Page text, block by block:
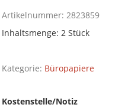
Artikelnummer: 2823859
Inhaltsmenge: 2 Stück
Kategorie: Büropapiere
Kostenstelle/Notiz